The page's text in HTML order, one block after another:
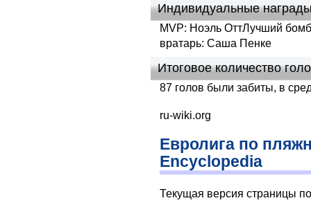
Индивидуальные
MVP: Ноэль ОттЛучший
вратарь: Саша Пенке
Итоговое количество
87 голов были забиты, в
ru-wiki.org
Евролига по
Encyclopedia
Текущая версия страницы